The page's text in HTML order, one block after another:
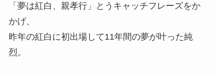
「夢は紅白、親孝行」とうキャッチフレーズをか
かげ、
昨年の紅白に初出場して11年間の夢が叶った純
烈。